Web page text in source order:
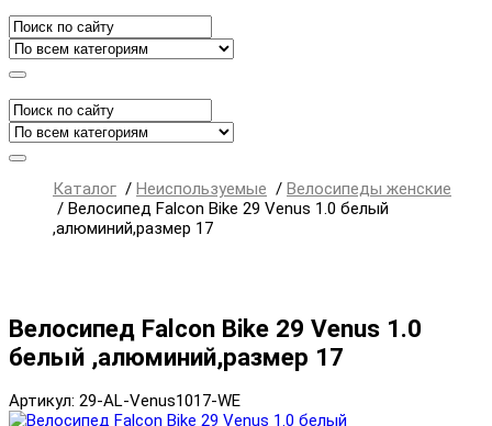
Каталог / Неиспользуемые / Велосипеды женские
/ Велосипед Falcon Bike 29 Venus 1.0 белый
,алюминий,размер 17
Велосипед Falcon Bike 29 Venus 1.0
белый ,алюминий,размер 17
Артикул: 29-AL-Venus1017-WE